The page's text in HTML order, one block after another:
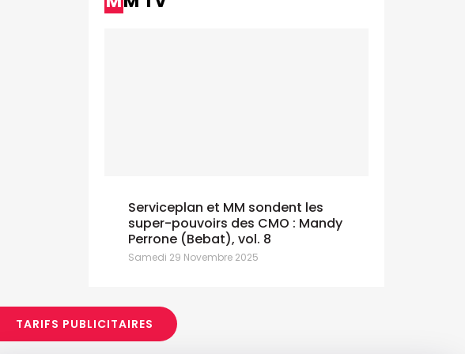
Serviceplan et MM sondent les
super-pouvoirs des CMO : Mandy
Perrone (Bebat), vol. 8
Samedi 29 Novembre 2025
TARIFS PUBLICITAIRES